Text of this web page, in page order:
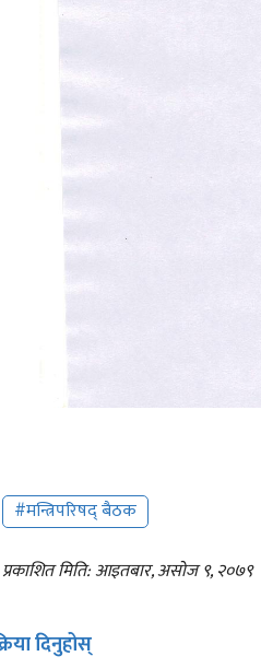
#मन्त्रिपरिषद् बैठक
प्रकाशित मिति: आइतबार, असोज ९, २०७९
दिनुहोस्